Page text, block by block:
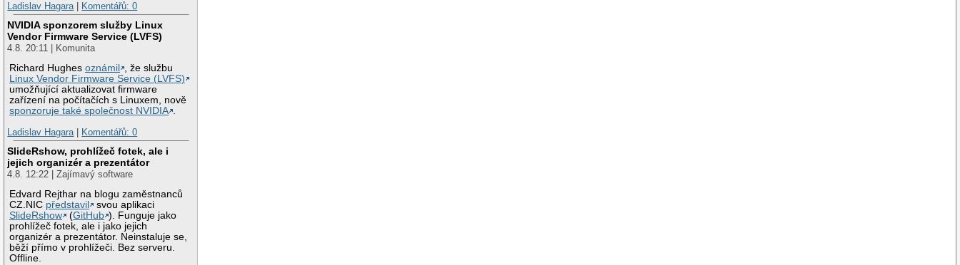
Ladislav Hagara| Komentářů: 0
NVIDIA sponzorem služby Linux
Vendor Firmware Service (LVFS)
4.8. 20:11 | Komunita
Richard Hughesoznámil
, že službu
Linux Vendor Firmware Service (LVFS)
umožňující aktualizovat firmware
zařízení na počítačích s Linuxem, nově
sponzoruje také společnost NVIDIA .
Ladislav Hagara| Komentářů: 0
SlideRshow, prohlížeč fotek, ale i
jejich organizér a prezentátor
4.8. 12:22 | Zajímavý software
Edvard Rejthar na blogu zaměstnanců
CZ.NIC představil
svou aplikaci
SlideRshow
(GitHub ). Funguje jako
prohlížeč fotek, ale i jako jejich
organizér a prezentátor. Neinstaluje se,
běží přímo v prohlížeči. Bez serveru.
Offline.